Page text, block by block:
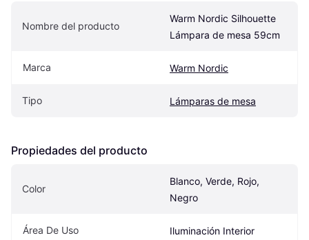
Nombre del producto
Warm Nordic Silhouette
Lámpara de mesa 59cm
Marca Warm Nordic
Tipo Lámparas de mesa
Propiedades del producto
Color
Blanco, Verde, Rojo,
Negro
Área De Uso Iluminación Interior